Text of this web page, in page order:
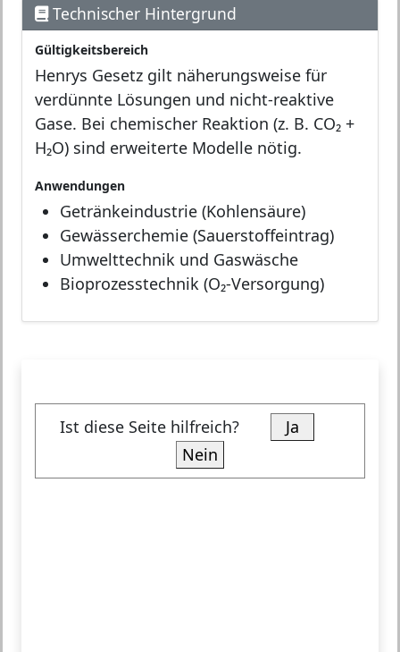
Technischer Hintergrund
Gültigkeitsbereich
Henrys Gesetz gilt näherungsweise für
verdünnte Lösungen und nicht-reaktive
Gase. Bei chemischer Reaktion (z. B. CO₂ +
H₂O) sind erweiterte Modelle nötig.
Anwendungen
Getränkeindustrie (Kohlensäure)
Gewässerchemie (Sauerstoffeintrag)
Umwelttechnik und Gaswäsche
Bioprozesstechnik (O₂-Versorgung)
Ist diese Seite hilfreich?
Ja
Nein